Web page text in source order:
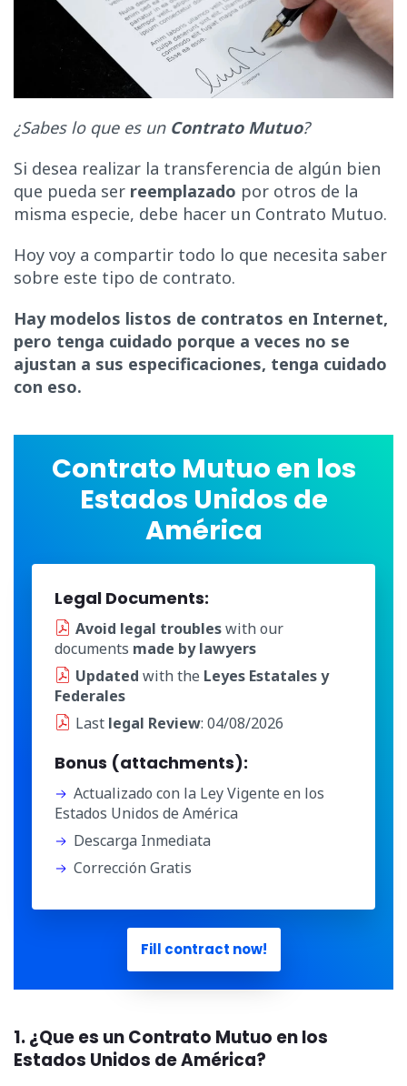
¿Sabes lo que es un Contrato Mutuo?
Si desea realizar la transferencia de algún bien
que pueda ser reemplazado por otros de la
misma especie, debe hacer un Contrato Mutuo.
Hoy voy a compartir todo lo que necesita saber
sobre este tipo de contrato.
Hay modelos listos de contratos en Internet,
pero tenga cuidado porque a veces no se
ajustan a sus especificaciones, tenga cuidado
con eso.
Contrato Mutuo en los
Estados Unidos de
América
Legal Documents:
Avoid legal troubleswith our
documents made by lawyers
Updated with the Leyes Estatales y
Federales
Last legal Review: 04/08/2026
Bonus (attachments):
Actualizado con la Ley Vigente en los
Estados Unidos de América
Descarga Inmediata
Corrección Gratis
Fill contract now!
1. ¿Que es un Contrato Mutuo en los
Estados Unidos de América?